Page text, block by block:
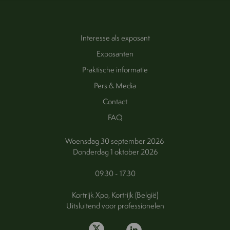
Interesse als exposant
Exposanten
Praktische informatie
Pers & Media
Contact
FAQ
Woensdag 30 september 2026
Donderdag 1 oktober 2026
09.30 - 17.30
Kortrijk Xpo, Kortrijk (België)
Uitsluitend voor professionelen